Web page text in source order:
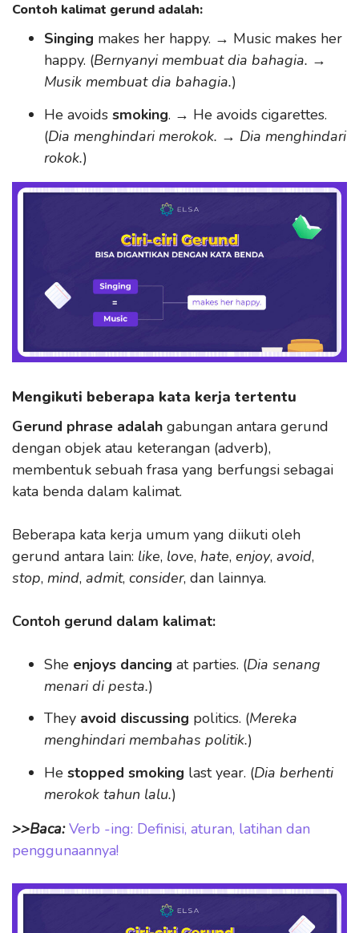
Contoh kalimat gerund adalah:
Singing makes her happy. → Music makes her
happy. (Bernyanyi membuat dia bahagia. →
Musik membuat dia bahagia.)
He avoids smoking. → He avoids cigarettes.
(Dia menghindari merokok. → Dia menghindari
rokok.)
Mengikuti beberapa kata kerja tertentu
Gerund phrase adalah gabungan antara gerund
dengan objek atau keterangan (adverb),
membentuk sebuah frasa yang berfungsi sebagai
kata benda dalam kalimat.
Beberapa kata kerja umum yang diikuti oleh
gerund antara lain: like, love, hate, enjoy, avoid,
stop, mind, admit, consider, dan lainnya.
Contoh gerund dalam kalimat:
She enjoys dancing at parties. (Dia senang
menari di pesta.)
They avoid discussing politics. (Mereka
menghindari membahas politik.)
He stopped smoking last year. (Dia berhenti
merokok tahun lalu.)
>>Baca: Verb -ing: Definisi, aturan, latihan dan
penggunaannya!